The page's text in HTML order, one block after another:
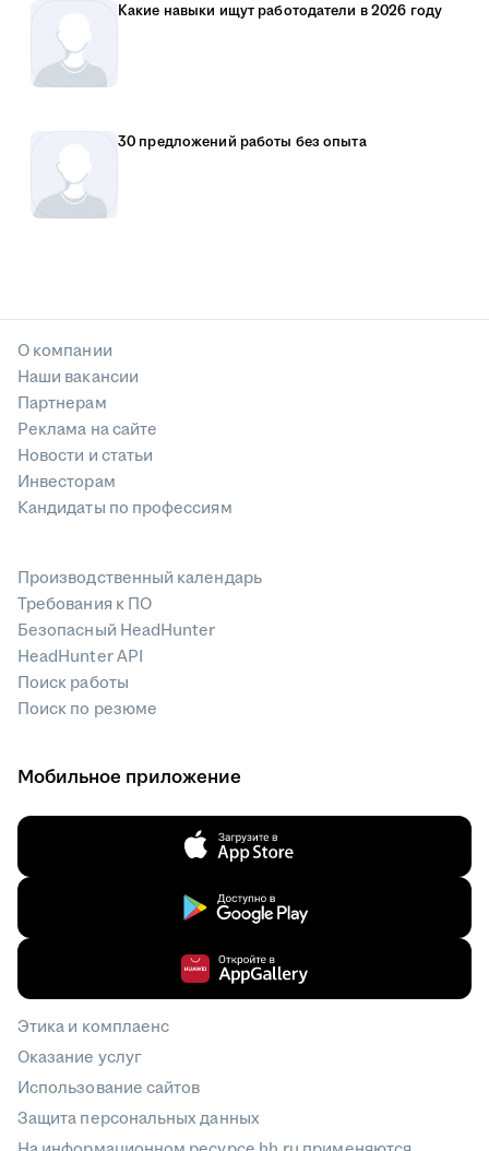
Какие навыки ищут работодатели в 2026 году
30 предложений работы без опыта
О компании
Наши вакансии
Партнерам
Реклама на сайте
Новости и статьи
Инвесторам
Кандидаты по профессиям
Производственный календарь
Требования к ПО
Безопасный HeadHunter
HeadHunter API
Поиск работы
Поиск по резюме
Мобильное приложение
Этика и комплаенс
Оказание услуг
Использование сайтов
Защита персональных данных